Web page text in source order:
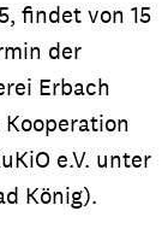
findet von 15
der
Erbach
e.V. unter
König).